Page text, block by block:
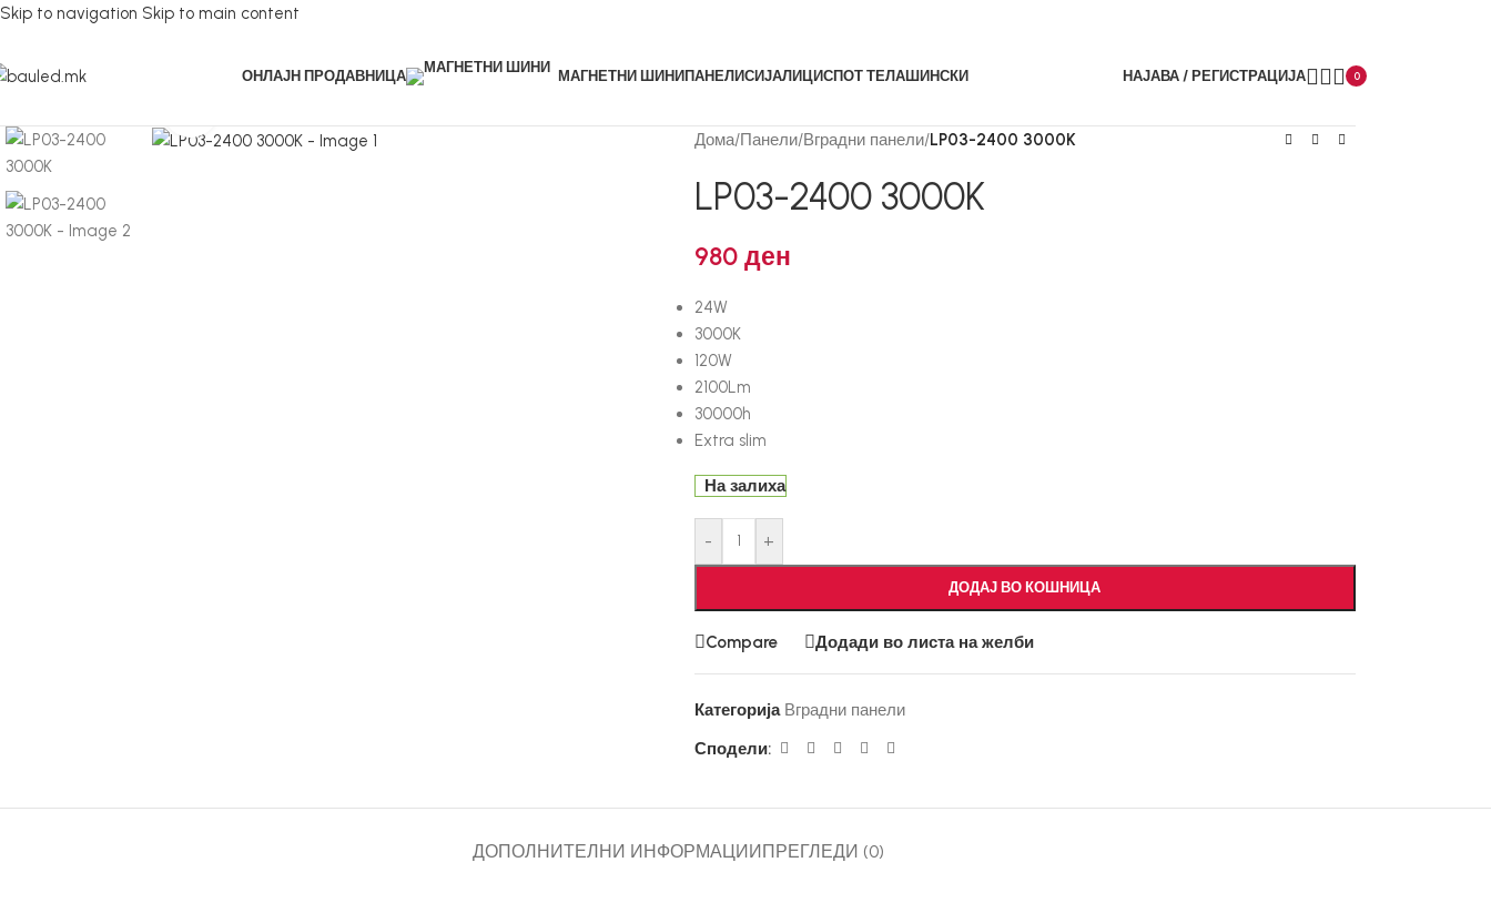
Skip to navigation Skip to main content
ОНЛАЈН ПРОДАВНИЦА МАГНЕТНИ ШИНИ ПАНЕЛИСИЈАЛИЦИСПОТ ТЕЛАШИНСКИ НАЈАВА / РЕГИСТРАЦИЈА 0
Дома/Панели/Вградни панели/LP03-2400 3000K
LP03-2400 3000K
980 ден
24W
3000K
120W
2100Lm
30000h
Extra slim
На залиха
- +
ДОДАЈ ВО КОШНИЦА
Compare Додади во листа на желби
Категорија Вградни панели
Сподели:
ДОПОЛНИТЕЛНИ ИНФОРМАЦИИПРЕГЛЕДИ (0)